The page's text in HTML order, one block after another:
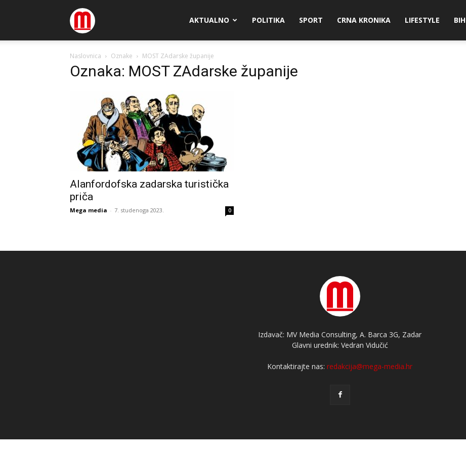
Megamedia AKTUALNO POLITIKA SPORT CRNA KRONIKA LIFESTYLE BIH
Naslovnica Oznake MOST ZAdarske županije
Oznaka: MOST ZAdarske županije
Alanfordofska zadarska turistička
priča
Mega media - 7. studenoga 2023. 0
Izdavač: MV Media Consulting, A. Barca 3G, Zadar
Glavni urednik: Vedran Vidučić
Kontaktirajte nas:redakcija@mega-media.hr